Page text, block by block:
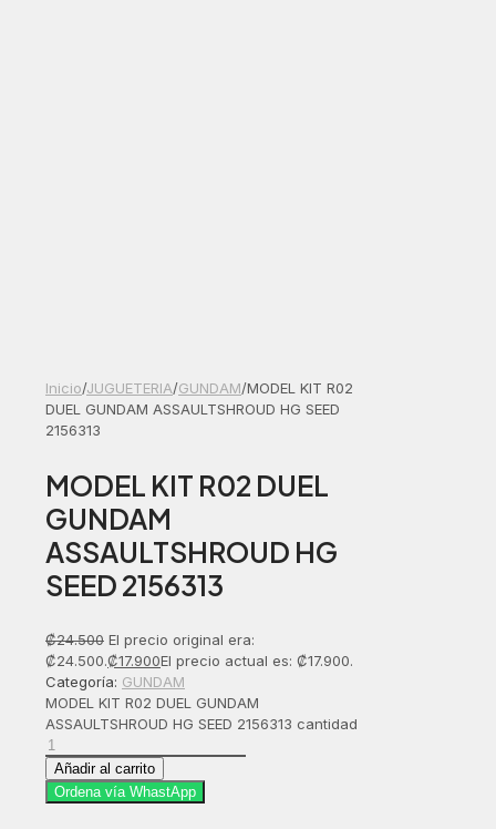
Inicio/JUGUETERIA/GUNDAM/MODEL KIT R02
DUEL GUNDAM ASSAULTSHROUD HG SEED
2156313
MODEL KIT R02 DUEL
GUNDAM
ASSAULTSHROUD HG
SEED 2156313
₡24.500 El precio original era:
₡24.500.₡17.900El precio actual es: ₡17.900.
Categoría: GUNDAM
MODEL KIT R02 DUEL GUNDAM
ASSAULTSHROUD HG SEED 2156313 cantidad
Añadir al carrito
Ordena vía WhastApp